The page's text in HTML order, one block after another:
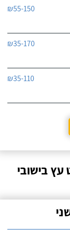
₪55-150
₪35-170
₪35-110
בישובי